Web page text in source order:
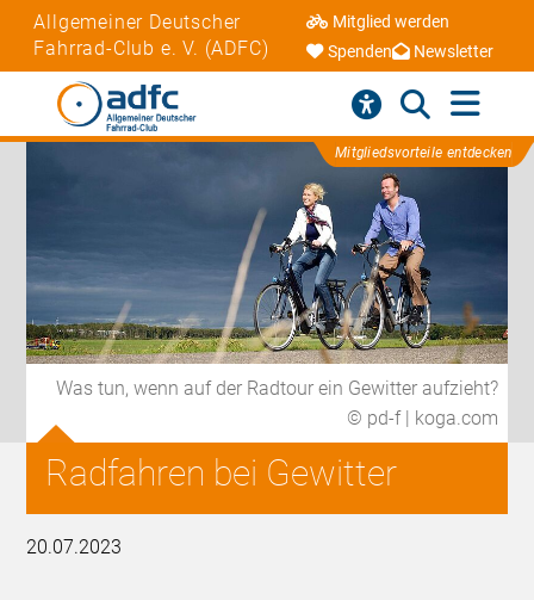
Allgemeiner Deutscher
Fahrrad-Club e. V. (ADFC)
Mitglied werden
Spenden
Newsletter
Mitgliedsvorteile entdecken
Was tun, wenn auf der Radtour ein Gewitter aufzieht?
© pd-f | koga.com
Radfahren bei Gewitter
20.07.2023